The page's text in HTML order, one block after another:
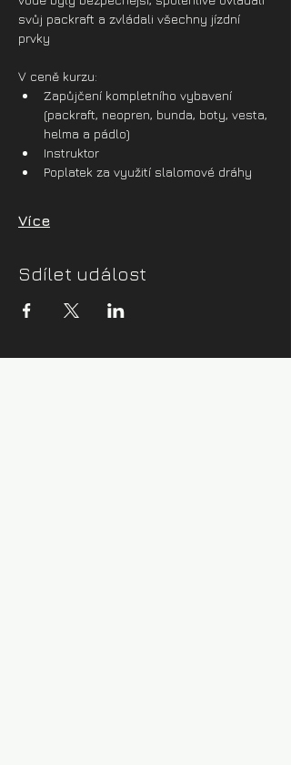
svůj packraft a zvládali všechny jízdní
prvky
V ceně kurzu:
Zapůjčení kompletního vybavení
(packraft, neopren, bunda, boty, vesta,
helma a pádlo)
Instruktor
Poplatek za využití slalomové dráhy
Více
Sdílet událost